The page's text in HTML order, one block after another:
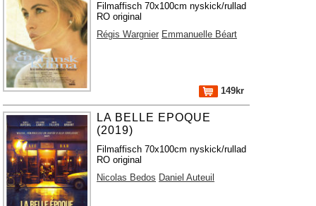
Filmaffisch 70x100cm nyskick/rullad
RO original
Régis Wargnier Emmanuelle Béart
149kr
LA BELLE EPOQUE
(2019)
Filmaffisch 70x100cm nyskick/rullad
RO original
Nicolas Bedos Daniel Auteuil